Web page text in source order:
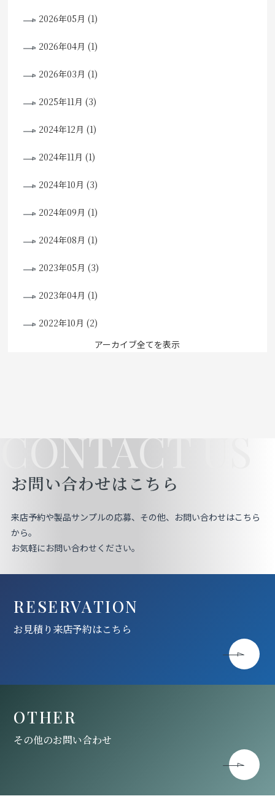
2026年05月 (1)
2026年04月 (1)
2026年03月 (1)
2025年11月 (3)
2024年12月 (1)
2024年11月 (1)
2024年10月 (3)
2024年09月 (1)
2024年08月 (1)
2023年05月 (3)
2023年04月 (1)
2022年10月 (2)
アーカイブ全てを表示
CONTACT US
お問い合わせはこちら
来店予約や製品サンプルの応募、その他、お問い合わせはこちら
から。
お気軽にお問い合わせください。
RESERVATION
お見積り来店予約はこちら
OTHER
その他のお問い合わせ